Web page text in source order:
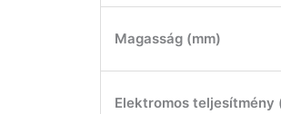
Magasság (mm)
Elektromos teljesítmény